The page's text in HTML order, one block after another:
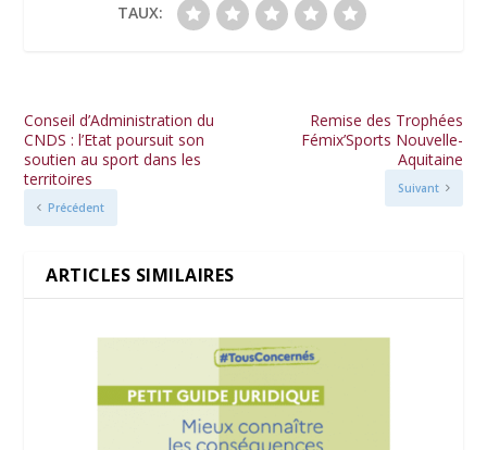
TAUX:
Conseil d’Administration du
CNDS : l’Etat poursuit son
soutien au sport dans les
territoires
Précédent
Remise des Trophées
Fémix’Sports Nouvelle-
Aquitaine
Suivant
ARTICLES SIMILAIRES